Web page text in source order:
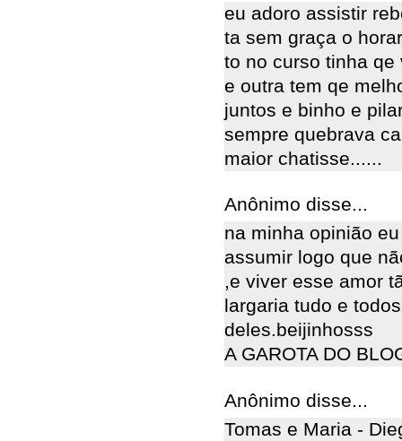
eu adoro assistir
ta sem graça o
to no curso tinha
e outra tem qe
juntos e binho e
sempre quebrava
maior chatisse......
Anônimo disse...
na minha opinião
assumir logo que
,e viver esse amor
largaria tudo e
deles.beijinhosss
A GAROTA DO
Anônimo disse...
Tomas e Maria -